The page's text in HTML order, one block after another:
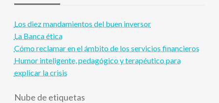
Los diez mandamientos del buen inversor
La Banca ética
Cómo reclamar en el ámbito de los servicios financieros
Humor inteligente, pedagógico y terapéutico para
explicar la crisis
Nube de etiquetas